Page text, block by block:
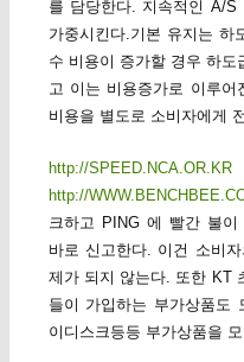
를 담당한다. 지속적인 A/S
가중시킨다.기본 유지는 하
수 비용이 증가할 경우 하
고 이는 비용증가로 이루
비용을 별도로 소비자에게
http://SPEED.NCA.OR.KR
http://
크하고 PING 에 빨간 불이
바로 신고한다. 이건 소비
제가 되지 않는다. 또한 KT
들이 가입하는 부가상품도
이디스크등등 부가상품을